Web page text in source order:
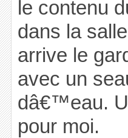
le contenu
dans la
arrive le
avec un
dâ€™eau.
pour moi.